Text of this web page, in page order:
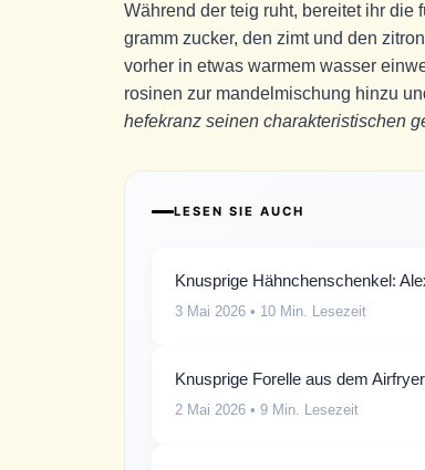
Während der teig ruht, bereitet ihr
gramm zucker, den zimt und den
vorher in etwas warmem wasser
rosinen zur mandelmischung hinzu
hefekranz seinen charakteristischen
LESEN SIE AUCH
Knusprige Hähnchenschenkel:
3 Mai 2026 • 10 Min. Lesezeit
Knusprige Forelle aus dem
2 Mai 2026 • 9 Min. Lesezeit